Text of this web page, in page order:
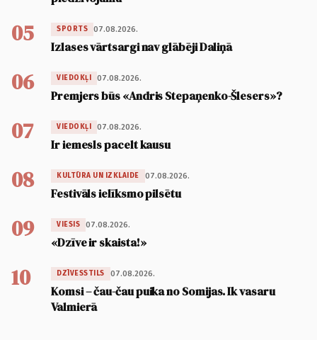
05 SPORTS 07.08.2026.
Izlases vārtsargi nav glābēji Daliņā
06 VIEDOKĻI 07.08.2026.
Premjers būs «Andris Stepaņenko-Šlesers»?
07 VIEDOKĻI 07.08.2026.
Ir iemesls pacelt kausu
08 KULTŪRA UN IZKLAIDE 07.08.2026.
Festivāls ielīksmo pilsētu
09 VIESIS 07.08.2026.
«Dzīve ir skaista!»
10 DZĪVESSTILS 07.08.2026.
Komsi – čau-čau puika no Somijas. Ik vasaru
Valmierā